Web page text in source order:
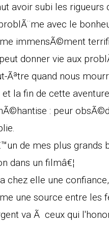
avoir subi les rigueurs
avec le
immensÃ©ment
donner vie aux
Ãªtre quand nous
et la fin de cette
: peur
de mes plus
dans un filmâ€¦
chez elle une
une source entre les
va Ã ceux qui